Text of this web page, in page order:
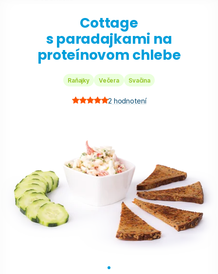
Cottage
s paradajkami na
proteínovom chlebe
2 hodnotení
Raňajky Večera Svačina